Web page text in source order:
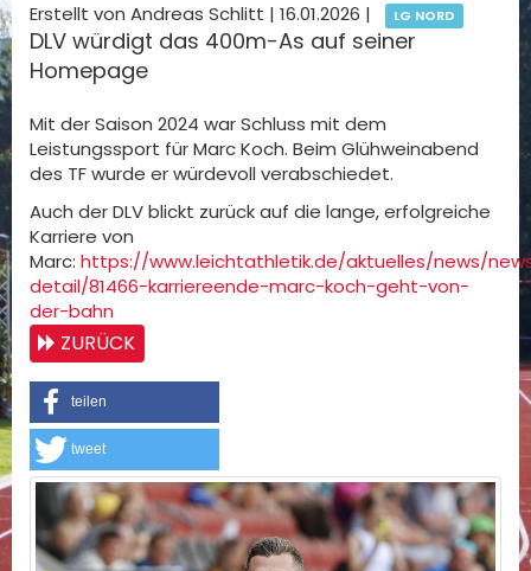
Erstellt von Andreas Schlitt | 16.01.2026 | LG NORD
DLV würdigt das 400m-As auf seiner
Homepage
Mit der Saison 2024 war Schluss mit dem
Leistungssport für Marc Koch. Beim Glühweinabend
des TF wurde er würdevoll verabschiedet.
Auch der DLV blickt zurück auf die lange, erfolgreiche
Karriere von
Marc: https://www.leichtathletik.de/aktuelles/news/
detail/81466-karriereende-marc-koch-geht-von-
der-bahn
ZURÜCK
teilen
tweet